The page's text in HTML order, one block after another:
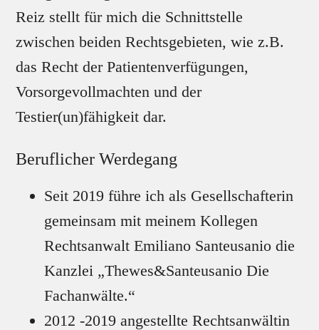
Reiz stellt für mich die Schnittstelle
zwischen beiden Rechtsgebieten, wie z.B.
das Recht der Patientenverfügungen,
Vorsorgevollmachten und der
Testier(un)fähigkeit dar.
Beruflicher Werdegang
Seit 2019 führe ich als Gesellschafterin
gemeinsam mit meinem Kollegen
Rechtsanwalt Emiliano Santeusanio die
Kanzlei „Thewes&Santeusanio Die
Fachanwälte.“
2012 -2019 angestellte Rechtsanwältin